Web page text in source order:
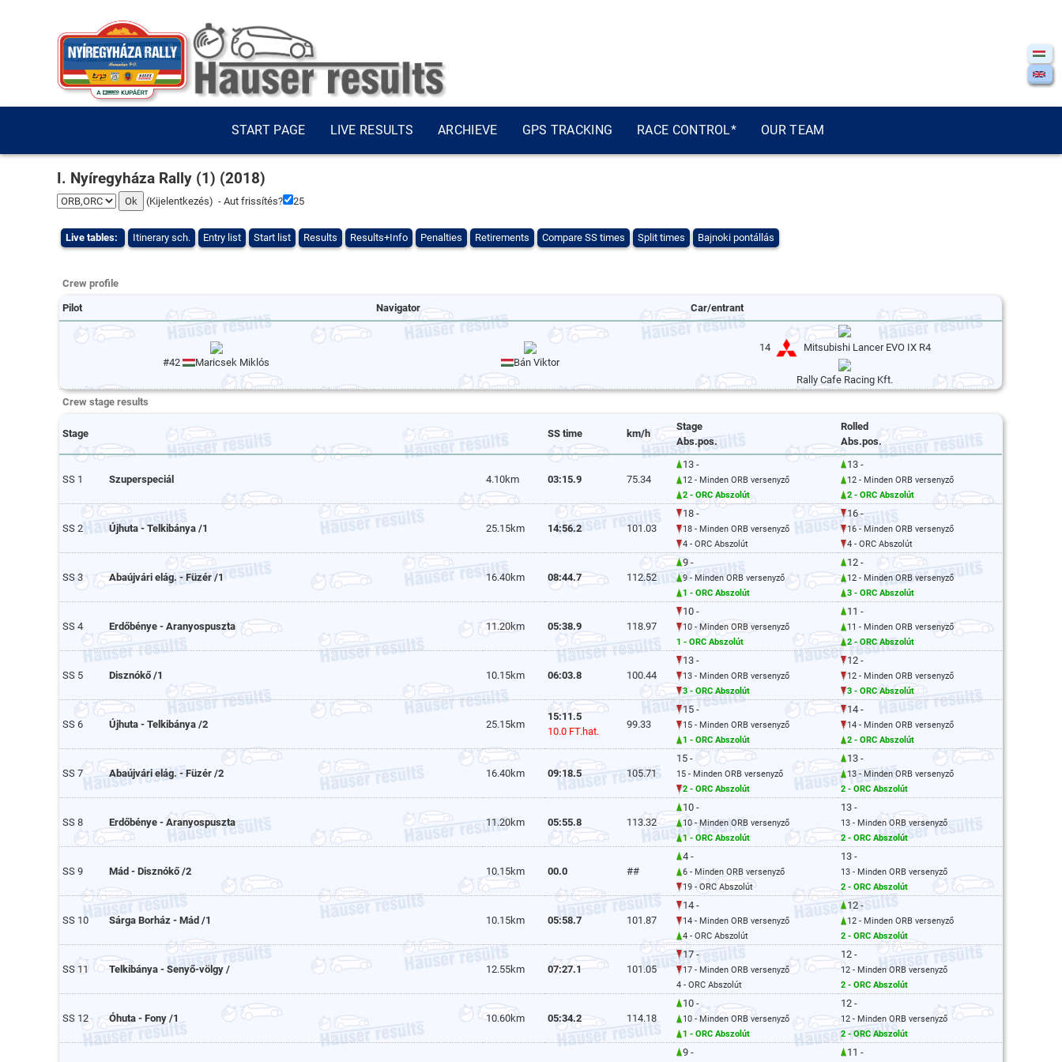
START PAGE LIVE RESULTS ARCHIEVE GPS TRACKING RACE CONTROL* OUR TEAM
I. Nyíregyháza Rally (1) (2018)
(Kijelentkezés) - Aut frissítés? 25
Live tables: Itinerary sch. Entry list Start list Results Results+Info Penalties Retirements Compare SS times Split times Bajnoki pontállás
Crew profile
Pilot Navigator Car/entrant
#42 Maricsek Miklós Bán Viktor
14 Mitsubishi Lancer EVO IX R4
Rally Cafe Racing Kft.
Crew stage results
Stage SS time km/h
Stage
Abs.pos.
Rolled
Abs.pos.
SS 1 Szuperspeciál 4.10km 03:15.9 75.34
13 -
12 - Minden ORB versenyző
2 - ORC Abszolút
13 -
12 - Minden ORB versenyző
2 - ORC Abszolút
SS 2 Újhuta - Telkibánya /1 25.15km 14:56.2 101.03
18 -
18 - Minden ORB versenyző
4 - ORC Abszolút
16 -
16 - Minden ORB versenyző
4 - ORC Abszolút
SS 3 Abaújvári elág. - Füzér /1 16.40km 08:44.7 112.52
9 -
9 - Minden ORB versenyző
1 - ORC Abszolút
12 -
12 - Minden ORB versenyző
3 - ORC Abszolút
SS 4 Erdőbénye - Aranyospuszta 11.20km 05:38.9 118.97
10 -
10 - Minden ORB versenyző
1 - ORC Abszolút
11 -
11 - Minden ORB versenyző
2 - ORC Abszolút
SS 5 Disznókő /1 10.15km 06:03.8 100.44
13 -
13 - Minden ORB versenyző
3 - ORC Abszolút
12 -
12 - Minden ORB versenyző
3 - ORC Abszolút
SS 6 Újhuta - Telkibánya /2 25.15km
15:11.5
10.0 FT.hat.
99.33
15 -
15 - Minden ORB versenyző
1 - ORC Abszolút
14 -
14 - Minden ORB versenyző
2 - ORC Abszolút
SS 7 Abaújvári elág. - Füzér /2 16.40km 09:18.5 105.71
15 -
15 - Minden ORB versenyző
2 - ORC Abszolút
13 -
13 - Minden ORB versenyző
2 - ORC Abszolút
SS 8 Erdőbénye - Aranyospuszta 11.20km 05:55.8 113.32
10 -
10 - Minden ORB versenyző
1 - ORC Abszolút
13 -
13 - Minden ORB versenyző
2 - ORC Abszolút
SS 9 Mád - Disznókő /2 10.15km 00.0 ##
4 -
6 - Minden ORB versenyző
19 - ORC Abszolút
13 -
13 - Minden ORB versenyző
2 - ORC Abszolút
SS 10 Sárga Borház - Mád /1 10.15km 05:58.7 101.87
14 -
14 - Minden ORB versenyző
4 - ORC Abszolút
12 -
12 - Minden ORB versenyző
2 - ORC Abszolút
SS 11 Telkibánya - Senyő-völgy / 12.55km 07:27.1 101.05
17 -
17 - Minden ORB versenyző
4 - ORC Abszolút
12 -
12 - Minden ORB versenyző
2 - ORC Abszolút
SS 12 Óhuta - Fony /1 10.60km 05:34.2 114.18
10 -
10 - Minden ORB versenyző
1 - ORC Abszolút
12 -
12 - Minden ORB versenyző
2 - ORC Abszolút
9 - 11 -